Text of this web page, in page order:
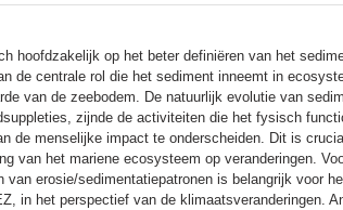
hoofdzakelijk op het beter definiëren van het
de centrale rol die het sediment inneemt in
van de zeebodem. De natuurlijk evolutie van
zijnde de activiteiten die het fysisch
de menselijke impact te onderscheiden. Dit is
van het mariene ecosysteem op veranderingen.
van erosie/sedimentatiepatronen is belangrijk voor
in het perspectief van de klimaatsveranderingen.